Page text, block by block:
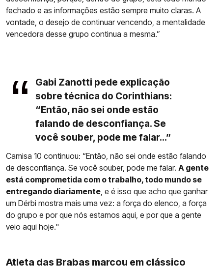
fechado e as informações estão sempre muito claras. A
vontade, o desejo de continuar vencendo, a mentalidade
vencedora desse grupo continua a mesma.”
Gabi Zanotti pede explicação
sobre técnica do Corinthians:
“Então, não sei onde estão
falando de desconfiança. Se
você souber, pode me falar...”
Camisa 10 continuou: “Então, não sei onde estão falando
de desconfiança. Se você souber, pode me falar. A gente
está comprometida com o trabalho, todo mundo se
entregando diariamente, e é isso que acho que ganhar
um Dérbi mostra mais uma vez: a força do elenco, a força
do grupo e por que nós estamos aqui, e por que a gente
veio aqui hoje."
Atleta das Brabas marcou em clássico